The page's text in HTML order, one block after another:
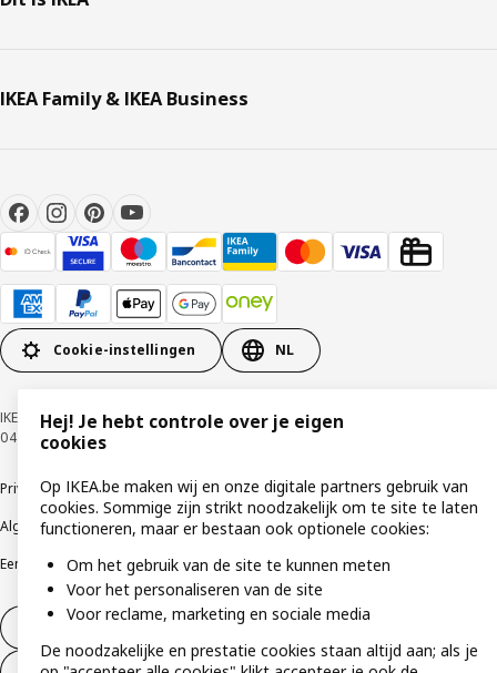
IKEA Family & IKEA Business
Cookie-instellingen NL
IKEA BELGIUM NV, Weiveldlaan 19, 1930 Zaventem, KBO nummer
0425.258.688 © Inter IKEA Systems B.V. 1999-2026
PrivacybeleidCookiebeleidGebruiksvoorwaarden
Algemene contractvoorwaardenResponsible Disclosure Program
Een etische bezorgdheid uitenKlachten
Herroeping van contract
Hej! Je hebt controle over je eigen
cookies
Op IKEA.be maken wij en onze digitale partners gebruik van
cookies. Sommige zijn strikt noodzakelijk om te site te laten
functioneren, maar er bestaan ook optionele cookies:
Om het gebruik van de site te kunnen meten
Voor het personaliseren van de site
Voor reclame, marketing en sociale media
De noodzakelijke en prestatie cookies staan altijd aan; als je